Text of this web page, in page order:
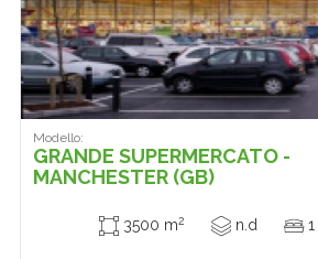
Modello:
GRANDE SUPERMERCATO -
MANCHESTER (GB)
3500 m2 n.d 1